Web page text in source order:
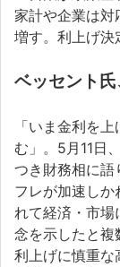
家計や企業は対
増す。利上げ決
ベッセント
「いま金利を
む」。5月11日
つき財務相に語
フレが加速しか
れて経済・市場
念を示したと複
利上げに慎重な